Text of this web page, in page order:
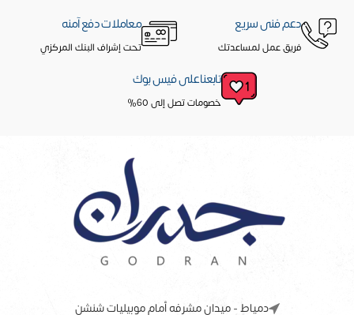
دعم فنى سريع
فريق عمل لمساعدتك
معاملات دفع آمنه
تحت إشراف البنك المركزي
تابعنا على فيس بوك
خصومات تصل إلى 60%
دمياط - ميدان مشرفه أمام موبيليات شنشن